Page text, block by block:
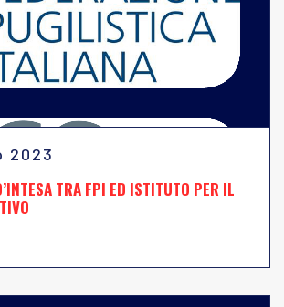
2023
TRA FPI ED ISTITUTO PER IL